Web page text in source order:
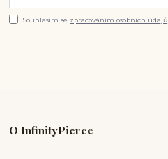
Souhlasím se zpracováním osobních údajů
O InfinityPierce